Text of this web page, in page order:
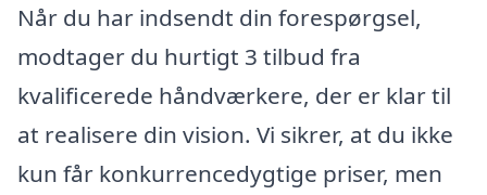
Når du har indsendt din forespørgsel,
modtager du hurtigt 3 tilbud fra
kvalificerede håndværkere, der er klar til
at realisere din vision. Vi sikrer, at du ikke
kun får konkurrencedygtige priser, men